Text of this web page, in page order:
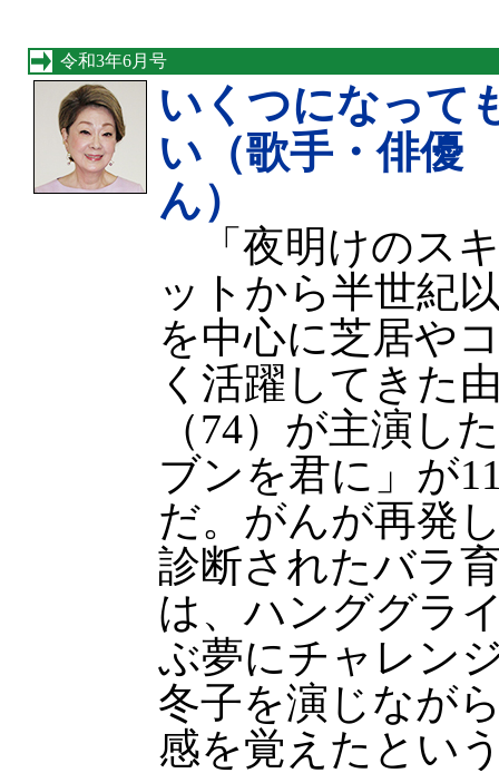
令和3年6月号
いくつになって
い（歌手・俳優
ん）
「夜明けのス
ットから半世紀
を中心に芝居や
く活躍してきた
（74）が主演し
ブンを君に」が
だ。がんが再発
診断されたバラ
は、ハンググラ
ぶ夢にチャレン
冬子を演じなが
感を覚えたとい